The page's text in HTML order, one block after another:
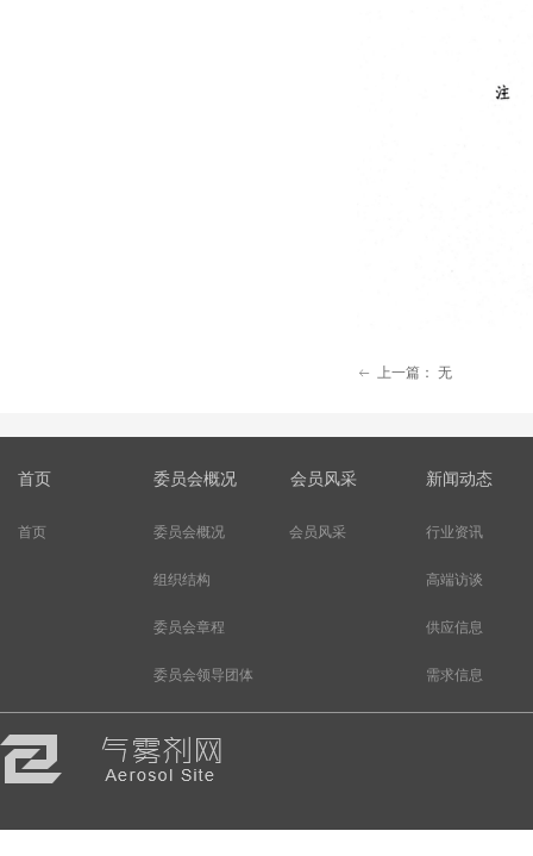
ꂃ 上一篇： 无
委员会概况
组织结构
委员会章程
委员会领导团体
行业资讯
高端访谈
供应信息
需求信息
会员风采
首页
首页 委员会概况 会员风采 新闻动态